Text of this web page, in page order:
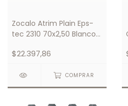
Zocalo Atrim Plain Eps-
tec 2310 70x2,50 Blanco
$22.397,86
COMPRAR